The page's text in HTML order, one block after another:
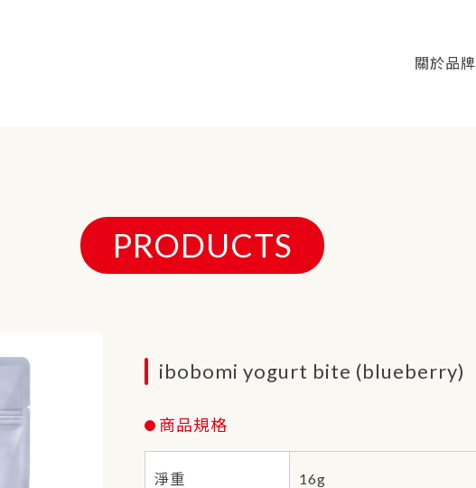
關於品牌
PRODUCTS
ibobomi yogurt bite (blueberry)
商品規格
淨重 16g